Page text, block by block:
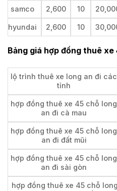
samco 2,600 10
hyundai 2,600 10
Bảng giá hợp đồng thuê
lộ trình thuê xe long an đi các
tỉnh
hợp đồng thuê xe 45 chỗ long
an đi cà mau
hợp đồng thuê xe 45 chỗ long
an đi đất mũi
hợp đồng thuê xe 45 chỗ long
an đi sài gòn
hợp đồng thuê xe 45 chỗ long